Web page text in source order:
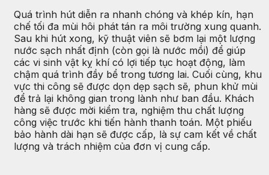
Quá trình hút diễn ra nhanh chóng và khép kín, hạn
chế tối đa mùi hôi phát tán ra môi trường xung quanh.
Sau khi hút xong, kỹ thuật viên sẽ bơm lại một lượng
nước sạch nhất định (còn gọi là nước mồi) để giúp
các vi sinh vật kỵ khí có lợi tiếp tục hoạt động, làm
chậm quá trình đầy bể trong tương lai. Cuối cùng, khu
vực thi công sẽ được dọn dẹp sạch sẽ, phun khử mùi
để trả lại không gian trong lành như ban đầu. Khách
hàng sẽ được mời kiểm tra, nghiệm thu chất lượng
công việc trước khi tiến hành thanh toán. Một phiếu
bảo hành dài hạn sẽ được cấp, là sự cam kết về chất
lượng và trách nhiệm của đơn vị cung cấp.